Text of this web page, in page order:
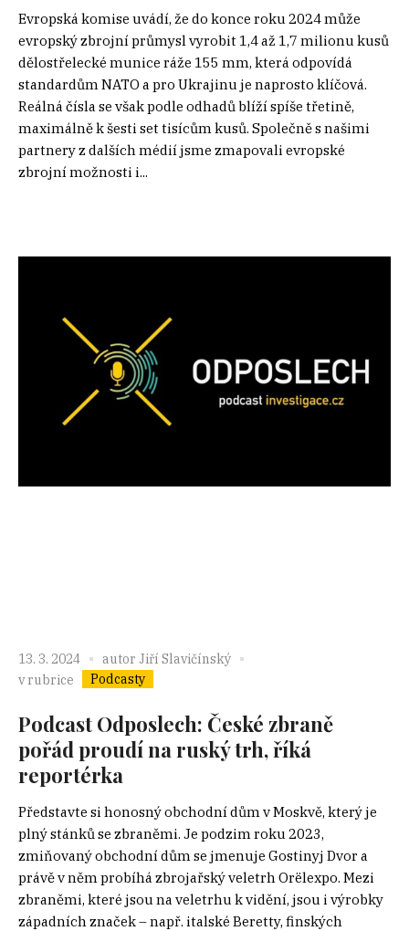
Evropská komise uvádí, že do konce roku 2024 může
evropský zbrojní průmysl vyrobit 1,4 až 1,7 milionu kusů
dělostřelecké munice ráže 155 mm, která odpovídá
standardům NATO a pro Ukrajinu je naprosto klíčová.
Reálná čísla se však podle odhadů blíží spíše třetině,
maximálně k šesti set tisícům kusů. Společně s našimi
partnery z dalších médií jsme zmapovali evropské
zbrojní možnosti i...
13. 3. 2024 autor Jiří Slavičínský
v rubrice
Podcasty
Podcast Odposlech: České zbraně
pořád proudí na ruský trh, říká
reportérka
Představte si honosný obchodní dům v Moskvě, který je
plný stánků se zbraněmi. Je podzim roku 2023,
zmiňovaný obchodní dům se jmenuje Gostinyj Dvor a
právě v něm probíhá zbrojařský veletrh Orëlexpo. Mezi
zbraněmi, které jsou na veletrhu k vidění, jsou i výrobky
západních značek – např. italské Beretty, finských